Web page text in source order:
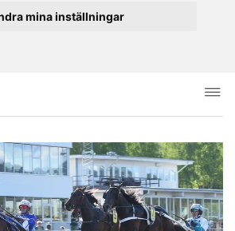
mina inställningar